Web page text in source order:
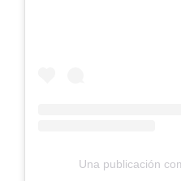
Una publicación